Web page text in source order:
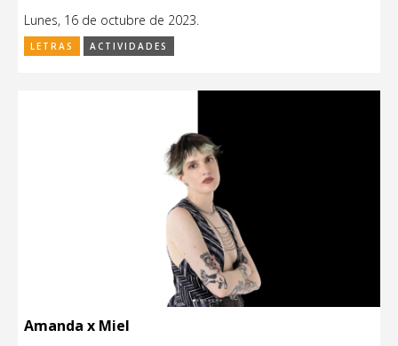
Lunes, 16 de octubre de 2023.
LETRAS ACTIVIDADES
Amanda x Miel